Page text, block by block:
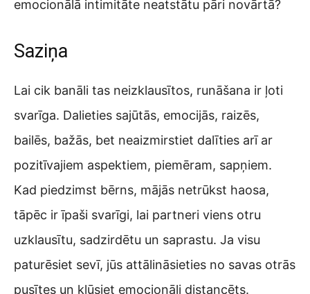
emocionālā intimitāte neatstātu pāri novārtā?
Saziņa
Lai cik banāli tas neizklausītos, runāšana ir ļoti
svarīga. Dalieties sajūtās, emocijās, raizēs,
bailēs, bažās, bet neaizmirstiet dalīties arī ar
pozitīvajiem aspektiem, piemēram, sapņiem.
Kad piedzimst bērns, mājās netrūkst haosa,
tāpēc ir īpaši svarīgi, lai partneri viens otru
uzklausītu, sadzirdētu un saprastu. Ja visu
paturēsiet sevī, jūs attālināsieties no savas otrās
pusītes un kļūsiet emocionāli distancēts.